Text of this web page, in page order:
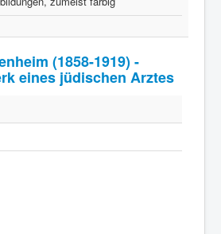
(1858-1919) -
eines jüdischen Arztes